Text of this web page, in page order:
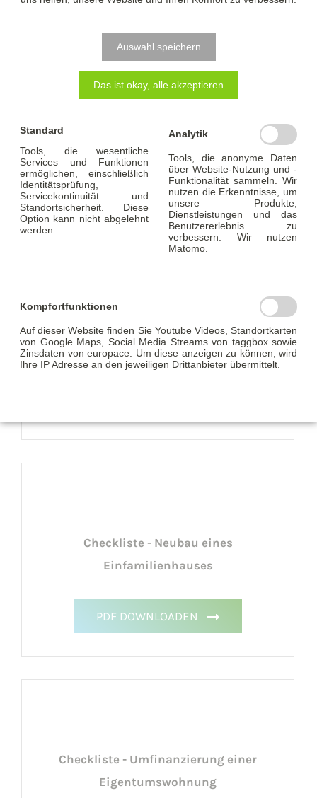
Checkliste - Kauf eines Einfamilienhauses
PDF DOWNLOADEN
Checkliste - Kauf eines
Mehrfamilienhauses
Checkliste - Neubau eines
Einfamilienhauses
PDF DOWNLOADEN
Checkliste - Umfinanzierung einer
Eigentumswohnung
Auswahl speichern
Das ist okay, alle akzeptieren
Standard
Tools, die wesentliche
Services und Funktionen
ermöglichen, einschließlich
Identitätsprüfung,
Servicekontinuität und
Standortsicherheit. Diese
Option kann nicht abgelehnt
werden.
Analytik
Tools, die anonyme Daten
über Website-Nutzung und -
Funktionalität sammeln. Wir
nutzen die Erkenntnisse, um
unsere Produkte,
Dienstleistungen und das
Benutzererlebnis zu
verbessern. Wir nutzen
Matomo.
Kompfortfunktionen
Auf dieser Website finden Sie Youtube Videos, Standortkarten
von Google Maps, Social Media Streams von taggbox sowie
Zinsdaten von europace. Um diese anzeigen zu können, wird
Ihre IP Adresse an den jeweiligen Drittanbieter übermittelt.